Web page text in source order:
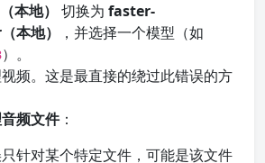
本地） 切换为 faster-
本地）
，并选择一个模型（如
）。
频。这是最直接的绕过此错误的方
频文件：
针对某个特定文件，可能是该文件